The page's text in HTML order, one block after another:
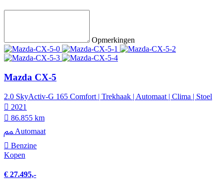
Opmerkingen
Mazda CX-5
2.0 SkyActiv-G 165 Comfort | Trekhaak | Automaat | Clima | Stoel
2021
86.855 km
Automaat
Benzine
Kopen
€ 27.495,-